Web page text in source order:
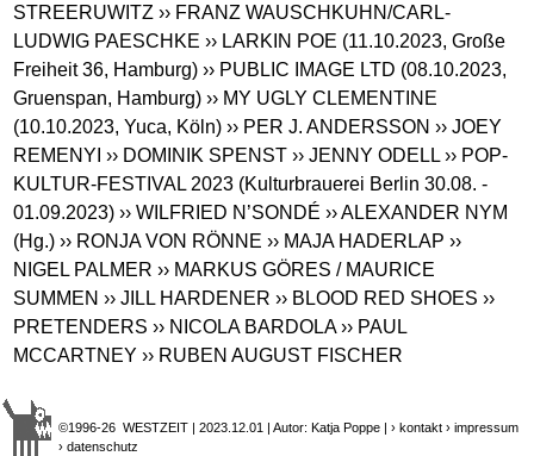
STREERUWITZ ›› FRANZ WAUSCHKUHN/CARL-
LUDWIG PAESCHKE ›› LARKIN POE (11.10.2023, Große
Freiheit 36, Hamburg) ›› PUBLIC IMAGE LTD (08.10.2023,
Gruenspan, Hamburg) ›› MY UGLY CLEMENTINE
(10.10.2023, Yuca, Köln) ›› PER J. ANDERSSON ›› JOEY
REMENYI ›› DOMINIK SPENST ›› JENNY ODELL ›› POP-
KULTUR-FESTIVAL 2023 (Kulturbrauerei Berlin 30.08. -
01.09.2023) ›› WILFRIED N’SONDÉ ›› ALEXANDER NYM
(Hg.) ›› RONJA VON RÖNNE ›› MAJA HADERLAP ››
NIGEL PALMER ›› MARKUS GÖRES / MAURICE
SUMMEN ›› JILL HARDENER ›› BLOOD RED SHOES ››
PRETENDERS ›› NICOLA BARDOLA ›› PAUL
MCCARTNEY ›› RUBEN AUGUST FISCHER
©1996-26 WESTZEIT | 2023.12.01 | Autor: Katja Poppe |› kontakt › impressum
› datenschutz